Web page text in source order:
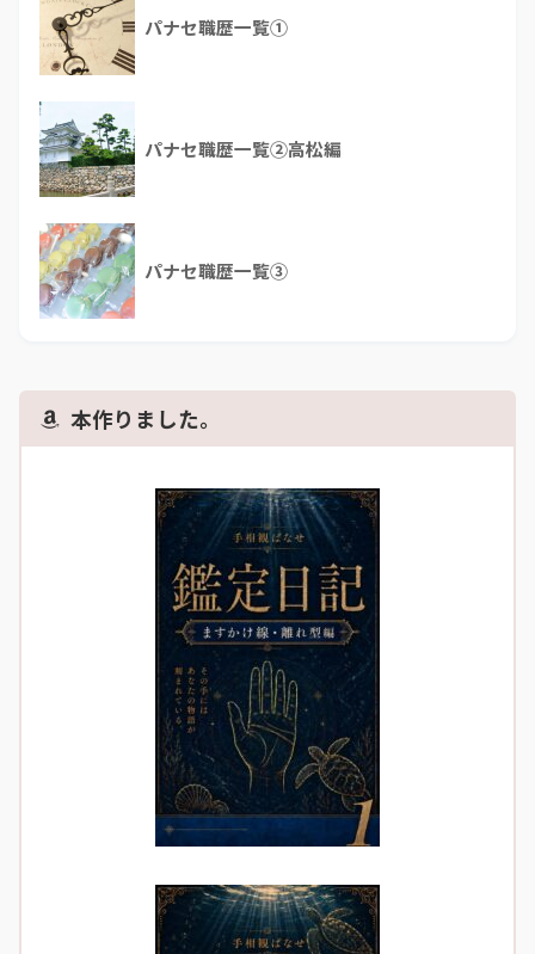
パナセ職歴一覧①
パナセ職歴一覧②高松編
パナセ職歴一覧③
本作りました。